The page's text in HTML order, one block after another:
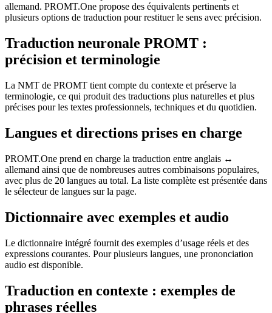
allemand. PROMT.One propose des équivalents pertinents et
plusieurs options de traduction pour restituer le sens avec précision.
Traduction neuronale PROMT :
précision et terminologie
La NMT de PROMT tient compte du contexte et préserve la
terminologie, ce qui produit des traductions plus naturelles et plus
précises pour les textes professionnels, techniques et du quotidien.
Langues et directions prises en charge
PROMT.One prend en charge la traduction entre anglais ↔
allemand ainsi que de nombreuses autres combinaisons populaires,
avec plus de 20 langues au total. La liste complète est présentée dans
le sélecteur de langues sur la page.
Dictionnaire avec exemples et audio
Le dictionnaire intégré fournit des exemples d’usage réels et des
expressions courantes. Pour plusieurs langues, une prononciation
audio est disponible.
Traduction en contexte : exemples de
phrases réelles